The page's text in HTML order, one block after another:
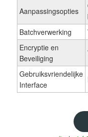
Aanpassingsopties
Batchverwerking
Encryptie en
Beveiliging
Gebruiksvriendelijke
Interface